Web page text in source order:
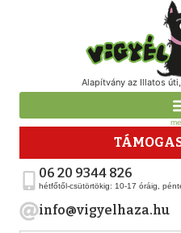
Alapítvány az Illatos
06 20 9344 826
hétfőtől-csütörtökig: 10-17 óráig,
info@vigyelhaza.hu